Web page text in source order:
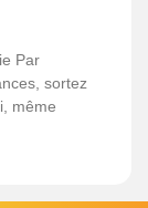
Par
sortez
même